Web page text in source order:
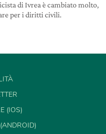
di Ivrea è cambiato molto,
per i diritti civili.
(IOS)